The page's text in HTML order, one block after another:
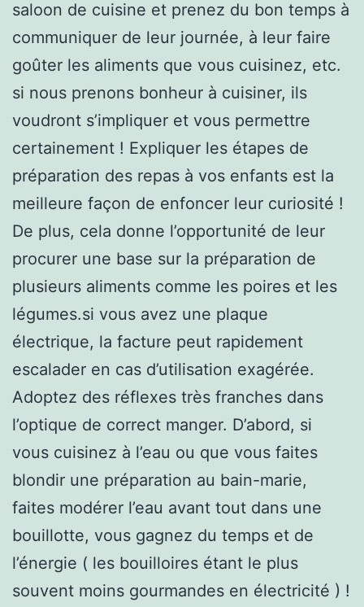
saloon de cuisine et prenez du bon temps à
communiquer de leur journée, à leur faire
goûter les aliments que vous cuisinez, etc.
si nous prenons bonheur à cuisiner, ils
voudront s’impliquer et vous permettre
certainement ! Expliquer les étapes de
préparation des repas à vos enfants est la
meilleure façon de enfoncer leur curiosité !
De plus, cela donne l’opportunité de leur
procurer une base sur la préparation de
plusieurs aliments comme les poires et les
légumes.si vous avez une plaque
électrique, la facture peut rapidement
escalader en cas d’utilisation exagérée.
Adoptez des réflexes très franches dans
l’optique de correct manger. D’abord, si
vous cuisinez à l’eau ou que vous faites
blondir une préparation au bain-marie,
faites modérer l’eau avant tout dans une
bouillotte, vous gagnez du temps et de
l’énergie ( les bouilloires étant le plus
souvent moins gourmandes en électricité ) !